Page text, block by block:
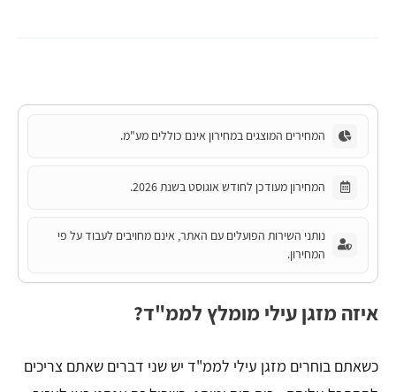
המחירים המוצגים במחירון אינם כוללים מע"מ.
המחירון מעודכן לחודש אוגוסט בשנת 2026.
נותני השירות הפועלים עם האתר, אינם מחויבים לעבוד על פי
המחירון.
איזה מזגן עילי מומלץ לממ"ד?
כשאתם בוחרים מזגן עילי לממ"ד יש שני דברים שאתם צריכים